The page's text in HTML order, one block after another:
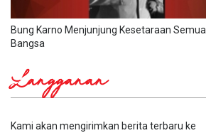
Bung Karno Menjunjung Kesetaraan Semua
Bangsa
Langganan
Kami akan mengirimkan berita terbaru ke